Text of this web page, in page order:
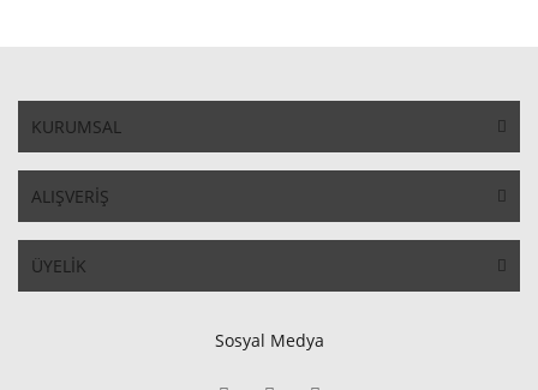
KURUMSAL
ALIŞVERİŞ
ÜYELİK
Sosyal Medya